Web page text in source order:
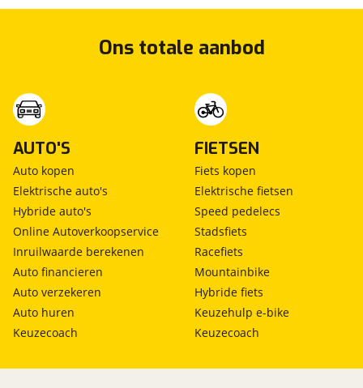
grootlichtassistent
hoofdsteunen anti-whiplash
kruisend verkeer detectie
parkeersensor achter
parkeersensor voor
passagiersairbag
rijstrooksensor met correctie
start/stop systeem
uitwijk assistent
verkeersbord detectie
vermoeidheids herkenning
vervolgbotsing preventie
Ons totale aanbod
AUTO'S
Auto kopen
Elektrische auto's
Hybride auto's
Online Autoverkoopservice
Inruilwaarde berekenen
Auto financieren
Auto verzekeren
Auto huren
Keuzecoach
FIETSEN
Fiets kopen
Elektrische fietsen
Speed pedelecs
Stadsfiets
Racefiets
Mountainbike
Hybride fiets
Keuzehulp e-bike
Keuzecoach